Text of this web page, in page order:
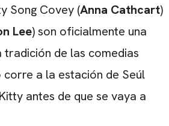
Song Covey (Anna Cathcart)
Lee) son oficialmente una
tradición de las comedias
a la estación de Seúl
antes de que se vaya a